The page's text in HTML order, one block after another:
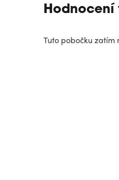
Hodnocení
Tuto pobočku zatím